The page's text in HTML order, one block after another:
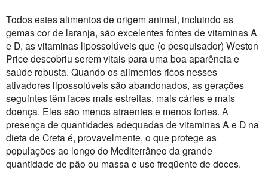
Todos estes alimentos de origem animal, incluindo as
gemas cor de laranja, são excelentes fontes de vitaminas A
e D, as vitaminas lipossolúveis que (o pesquisador) Weston
Price descobriu serem vitais para uma boa aparência e
saúde robusta. Quando os alimentos ricos nesses
ativadores lipossolúveis são abandonados, as gerações
seguintes têm faces mais estreitas, mais cáries e mais
doença. Eles são menos atraentes e menos fortes. A
presença de quantidades adequadas de vitaminas A e D na
dieta de Creta é, provavelmente, o que protege as
populações ao longo do Mediterrâneo da grande
quantidade de pão ou massa e uso freqüente de doces.